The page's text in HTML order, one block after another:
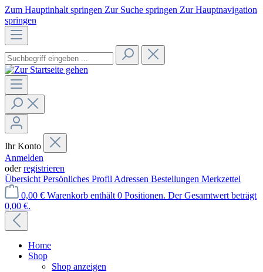
Zum Hauptinhalt springen Zur Suche springen Zur Hauptnavigation
springen
Ihr Konto
Anmelden
oderregistrieren
Übersicht Persönliches Profil Adressen Bestellungen Merkzettel
0,00 € Warenkorb enthält 0 Positionen. Der Gesamtwert beträgt
0,00 €.
Home
Shop
Shop anzeigen